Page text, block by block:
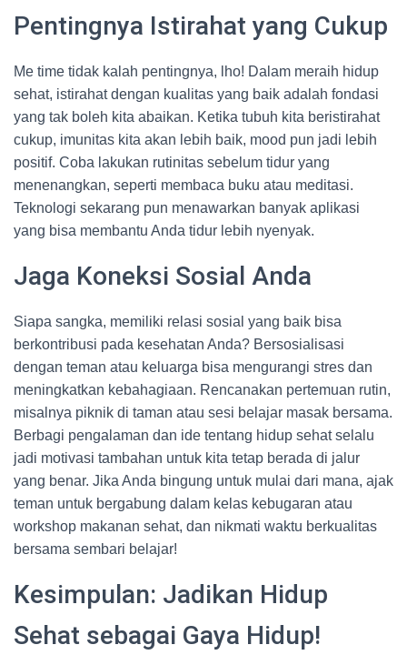
Pentingnya Istirahat yang Cukup
Me time tidak kalah pentingnya, lho! Dalam meraih hidup
sehat, istirahat dengan kualitas yang baik adalah fondasi
yang tak boleh kita abaikan. Ketika tubuh kita beristirahat
cukup, imunitas kita akan lebih baik, mood pun jadi lebih
positif. Coba lakukan rutinitas sebelum tidur yang
menenangkan, seperti membaca buku atau meditasi.
Teknologi sekarang pun menawarkan banyak aplikasi
yang bisa membantu Anda tidur lebih nyenyak.
Jaga Koneksi Sosial Anda
Siapa sangka, memiliki relasi sosial yang baik bisa
berkontribusi pada kesehatan Anda? Bersosialisasi
dengan teman atau keluarga bisa mengurangi stres dan
meningkatkan kebahagiaan. Rencanakan pertemuan rutin,
misalnya piknik di taman atau sesi belajar masak bersama.
Berbagi pengalaman dan ide tentang hidup sehat selalu
jadi motivasi tambahan untuk kita tetap berada di jalur
yang benar. Jika Anda bingung untuk mulai dari mana, ajak
teman untuk bergabung dalam kelas kebugaran atau
workshop makanan sehat, dan nikmati waktu berkualitas
bersama sembari belajar!
Kesimpulan: Jadikan Hidup
Sehat sebagai Gaya Hidup!